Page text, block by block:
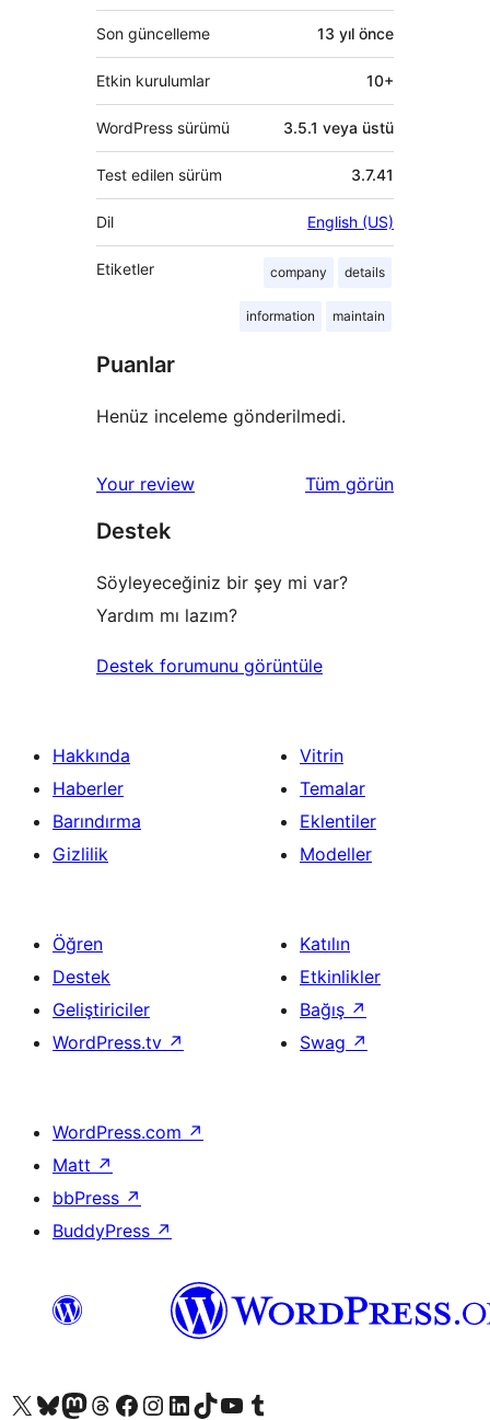
Son güncelleme 13 yıl önce
Etkin kurulumlar 10+
WordPress sürümü 3.5.1 veya üstü
Test edilen sürüm 3.7.41
Dil English (US)
Etiketler company details
information maintain
Puanlar
Henüz inceleme gönderilmedi.
Your review Tüm değerlendirmeleri
görün
Destek
Söyleyeceğiniz bir şey mi var?
Yardım mı lazım?
Destek forumunu görüntüle
Hakkında
Haberler
Barındırma
Gizlilik
Vitrin
Temalar
Eklentiler
Modeller
Öğren
Destek
Geliştiriciler
WordPress.tv ↗
Katılın
Etkinlikler
Bağış ↗
Swag ↗
WordPress.com ↗
Matt ↗
bbPress ↗
BuddyPress ↗
X (eski Twitter) hesabımıza bakın
Bluesky hesabımızı ziyaret edinMastodon hesabımızı ziyaret edinThreads hesabımızı ziyaret edinFacebook sayfamızı ziyaret edinInstagram hesabımızı ziyaret edinLinkedIn hesabımızı ziyaret edinTikTok hesabımızı ziyaret edinYouTube kanalımızı ziyaret edinTumblr hesabımızı ziyaret edin